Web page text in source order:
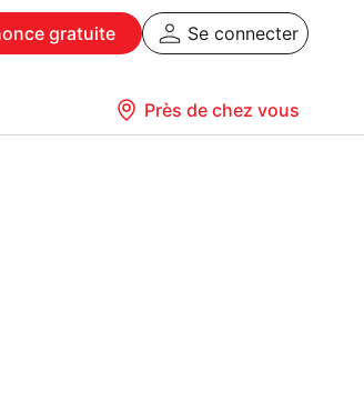
gratuite Se connecter
Près de chez vous